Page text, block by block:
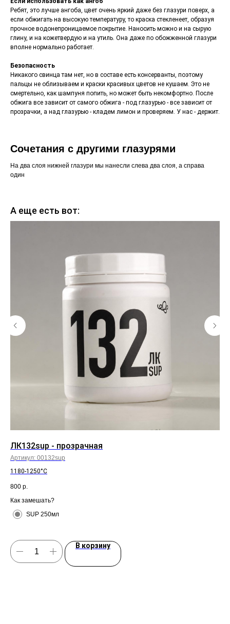
Ребят, это лучше ангоба, цвет очень яркий даже без глазури поверх, а
если обжигать на высокую температуру, то краска стекленеет, образуя
прочное водонепроницаемое покрытие. Наносить можно и на сырую
глину, и на кожетвердую и на утиль. Она даже по обожженной глазури
вполне нормально работает.
Безопасность
Никакого свинца там нет, но в составе есть консерванты, поэтому
пальцы не облизываем и краски красивых цветов не кушаем. Это не
смертельно, как шампуня попить, но может быть некомфортно. После
обжига все зависит от самого обжига - под глазурью - все зависит от
прозрачки, а над глазурью - кладем лимон и проверяем. У нас - держит.
Сочетания с другими глазурями
На два слоя нижней глазури мы нанесли слева два слоя, а справа
один
А еще есть вот:
ЛК132sup - прозрачная
Артикул: 00132sup
1180-1250°C
800 р.
Как замешать?
SUP 250мл
В корзину